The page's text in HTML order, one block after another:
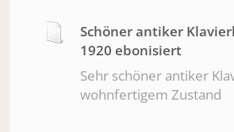
Schöner antiker
1920 ebonisiert
Sehr schöner antiker
wohnfertigem Zustand